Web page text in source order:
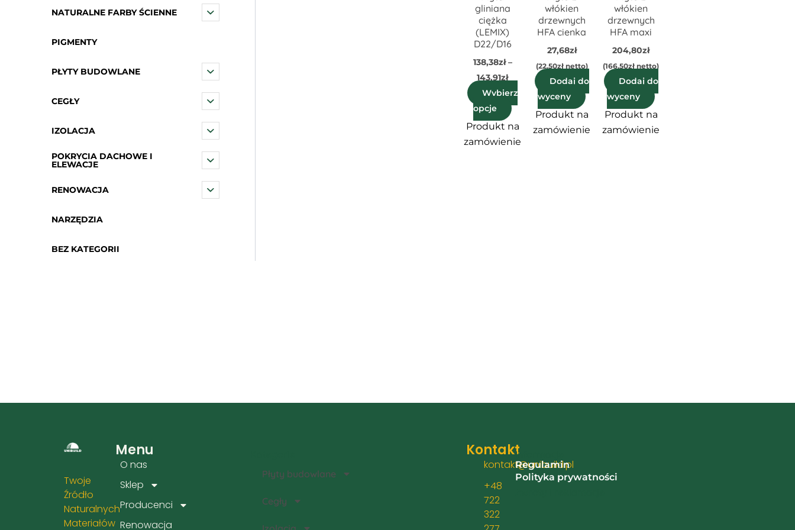
NATURALNE FARBY ŚCIENNE
PIGMENTY
PŁYTY BUDOWLANE
CEGŁY
IZOLACJA
POKRYCIA DACHOWE I
ELEWACJE
RENOWACJA
NARZĘDZIA
BEZ KATEGORII
gliniana
ciężka
(LEMIX)
D22/D16
138,38zł –
143,91zł
Wybierz
opcje
można
wybrać
na
stronie
produktu
Produkt na
zamówienie
włókien
drzewnych
HFA cienka
27,68zł
(22,50złnetto)
Dodaj do
wyceny
Produkt na
zamówienie
włókien
drzewnych
HFA maxi
204,80zł
(166,50zł netto)
Dodaj do
wyceny
Produkt na
zamówienie
Twoje
Źródło
Naturalnych
Materiałów
Menu
O nas
Sklep
Producenci
Renowacja
Płyty budowlane
Cegły
Kontakt
kontakt@unibuild.pl
+48
722
322
Informacje
Regulamin
Polityka prywatności